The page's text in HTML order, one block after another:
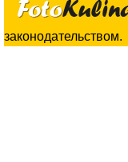
законодательством.